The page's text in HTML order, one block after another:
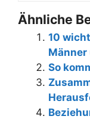
Ähnliche
10
Männer
So